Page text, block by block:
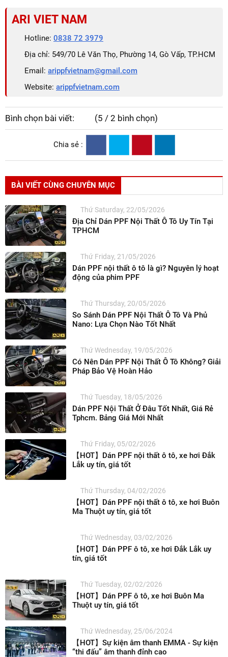
ARI VIET NAM
Hotline: 0838 72 3979
Địa chỉ: 549/70 Lê Văn Thọ, Phường 14, Gò Vấp, TP.HCM
Email: arippfvietnam@gmail.com
Website: arippfvietnam.com
Bình chọn bài viết: (5 / 2 bình chọn)
Chia sẻ :
BÀI VIẾT CÙNG CHUYÊN MỤC
Thứ Saturday, 22/05/2026
Địa Chỉ Dán PPF Nội Thất Ô Tô Uy Tín Tại
TPHCM
Thứ Friday, 21/05/2026
Dán PPF nội thất ô tô là gì? Nguyên lý hoạt
động của phim PPF
Thứ Thursday, 20/05/2026
So Sánh Dán PPF Nội Thất Ô Tô Và Phủ
Nano: Lựa Chọn Nào Tốt Nhất
Thứ Wednesday, 19/05/2026
Có Nên Dán PPF Nội Thất Ô Tô Không? Giải
Pháp Bảo Vệ Hoàn Hảo
Thứ Tuesday, 18/05/2026
Dán PPF Nội Thất Ở Đâu Tốt Nhất, Giá Rẻ
Tphcm. Bảng Giá Mới Nhất
Thứ Friday, 05/02/2026
【HOT】Dán PPF nội thất ô tô, xe hơi Đắk
Lắk uy tín, giá tốt
Thứ Thursday, 04/02/2026
【HOT】Dán PPF nội thất ô tô, xe hơi Buôn
Ma Thuột uy tín, giá tốt
Thứ Wednesday, 03/02/2026
【HOT】Dán PPF ô tô, xe hơi Đắk Lắk uy
tín, giá tốt
Thứ Tuesday, 02/02/2026
【HOT】Dán PPF ô tô, xe hơi Buôn Ma
Thuột uy tín, giá tốt
Thứ Wednesday, 25/06/2024
【HOT】Sự kiện âm thanh EMMA - Sự kiện
“thi đấu” âm thanh đỉnh cao